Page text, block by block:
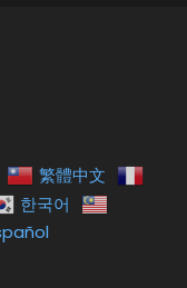
繁體中文
한국어